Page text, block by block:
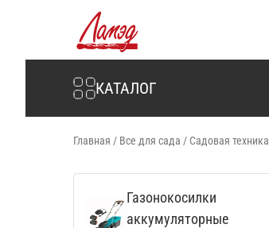
Интернет-магазин Ламэд
КАТАЛОГ
Главная / Все для сада / Садовая техника
Газонокосилки
аккумуляторные